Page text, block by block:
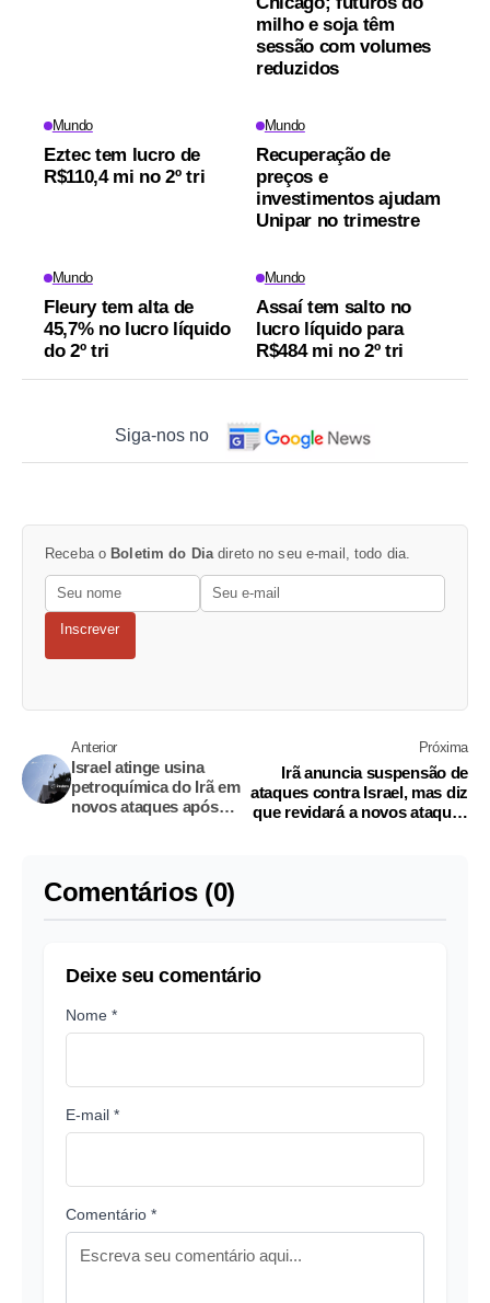
milho e soja têm
sessão com volumes
reduzidos
Mundo
Eztec tem lucro de
R$110,4 mi no 2º tri
Mundo
Recuperação de
preços e
investimentos ajudam
Unipar no trimestre
Mundo
Fleury tem alta de
45,7% no lucro líquido
do 2º tri
Mundo
Assaí tem salto no
lucro líquido para
R$484 mi no 2º tri
Siga-nos no
Receba o Boletim do Diadireto no seu e-mail, todo dia.
Inscrever
Anterior
Israel atinge usina
petroquímica do Irã em
novos ataques após
Próxima
Irã anuncia suspensão de
ataques contra Israel, mas diz
que revidará a novos ataques
Comentários (0)
Deixe seu comentário
Nome *
E-mail *
Comentário *